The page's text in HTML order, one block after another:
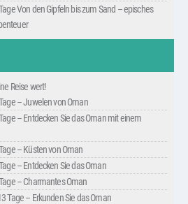
Von den Gipfeln bis zum Sand – episches
Reise wert!
– Juwelen von Oman
– Entdecken Sie das Oman mit einem
– Küsten von Oman
– Entdecken Sie das Oman
– Charmantes Oman
Tage – Erkunden Sie das Oman